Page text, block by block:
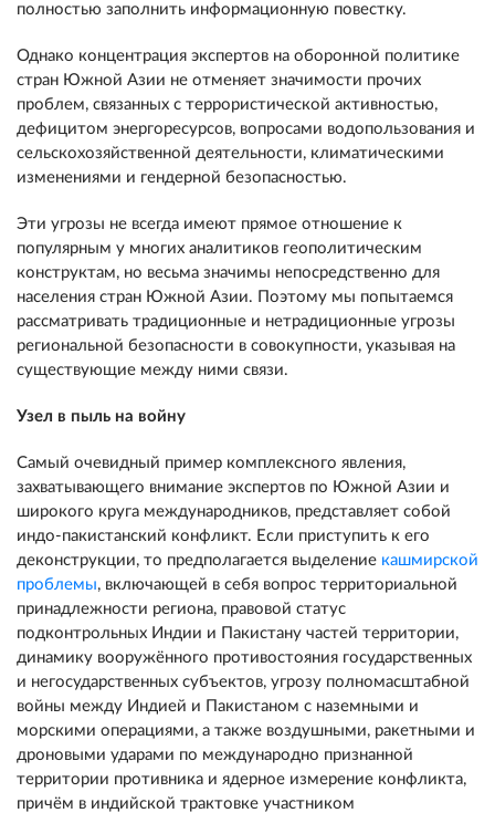
полностью заполнить информационную повестку.
Однако концентрация экспертов на оборонной политике
стран Южной Азии не отменяет значимости прочих
проблем, связанных с террористической активностью,
дефицитом энергоресурсов, вопросами водопользования и
сельскохозяйственной деятельности, климатическими
изменениями и гендерной безопасностью.
Эти угрозы не всегда имеют прямое отношение к
популярным у многих аналитиков геополитическим
конструктам, но весьма значимы непосредственно для
населения стран Южной Азии. Поэтому мы попытаемся
рассматривать традиционные и нетрадиционные угрозы
региональной безопасности в совокупности, указывая на
существующие между ними связи.
Узел в пыль на войну
Самый очевидный пример комплексного явления,
захватывающего внимание экспертов по Южной Азии и
широкого круга международников, представляет собой
индо-пакистанский конфликт. Если приступить к его
деконструкции, то предполагается выделение кашмирской
проблемы, включающей в себя вопрос территориальной
принадлежности региона, правовой статус
подконтрольных Индии и Пакистану частей территории,
динамику вооружённого противостояния государственных
и негосударственных субъектов, угрозу полномасштабной
войны между Индией и Пакистаном с наземными и
морскими операциями, а также воздушными, ракетными и
дроновыми ударами по международно признанной
территории противника и ядерное измерение конфликта,
причём в индийской трактовке участником